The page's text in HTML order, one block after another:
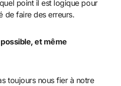
point il est logique pour
de faire des erreurs.
et même
toujours nous fier à notre